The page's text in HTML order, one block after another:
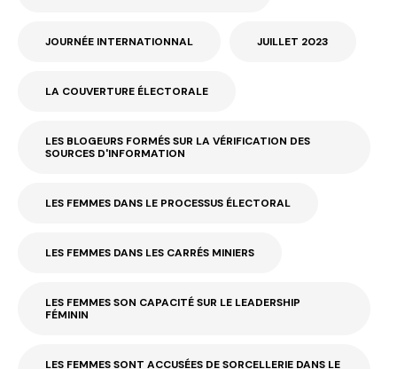
JOURNÉE INTERNATIONNAL JUILLET 2023
LA COUVERTURE ÉLECTORALE
LES BLOGEURS FORMÉS SUR LA VÉRIFICATION DES
SOURCES D'INFORMATION
LES FEMMES DANS LE PROCESSUS ÉLECTORAL
LES FEMMES DANS LES CARRÉS MINIERS
LES FEMMES SON CAPACITÉ SUR LE LEADERSHIP
FÉMININ
LES FEMMES SONT ACCUSÉES DE SORCELLERIE DANS LE